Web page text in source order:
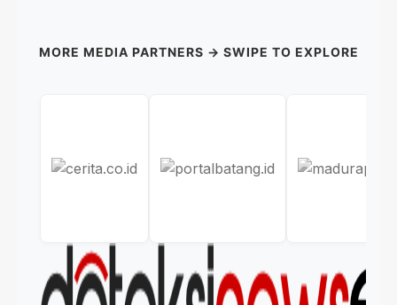
MORE MEDIA PARTNERS → SWIPE TO EXPLORE